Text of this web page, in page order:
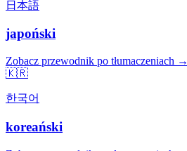
日本語
japoński
Zobacz przewodnik po tłumaczeniach →
🇰🇷
한국어
koreański